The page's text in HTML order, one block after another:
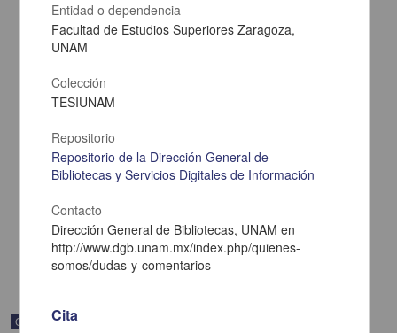
Carta de Zeferino Pérez, el general Antonio Rábago se encuentra
en la ranchería de Samalayuca
[sin fecha]
Multidisciplina
Correspondencia postal
Entidad o dependencia
Facultad de Estudios Superiores Zaragoza,
UNAM
Colección
TESIUNAM
Repositorio
Repositorio de la Dirección General de
Bibliotecas y Servicios Digitales de Información
Contacto
Dirección General de Bibliotecas, UNAM en
http://www.dgb.unam.mx/index.php/quienes-
somos/dudas-y-comentarios
Cita